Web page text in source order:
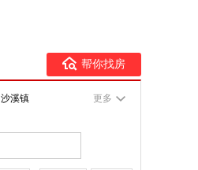
帮你找房
沙溪镇
更多